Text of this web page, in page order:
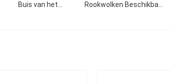
Buis van het
Rookwolken Beschikbare